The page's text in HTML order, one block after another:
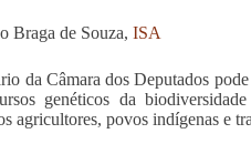
Braga de Souza, ISA
da Câmara dos Deputados
genéticos da
agricultores, povos indígenas e